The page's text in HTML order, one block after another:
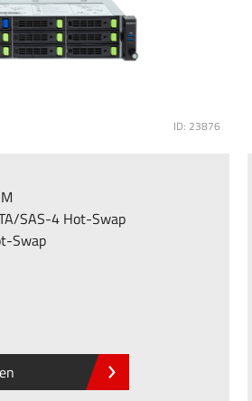
ID: 23876
SAS-4 Hot-Swap
Swap